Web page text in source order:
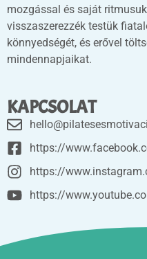
mozgással és saját
visszaszerezzék testük
könnyedségét, és erővel
mindennapjaikat.
KAPCSOLAT
https://
https://
https://